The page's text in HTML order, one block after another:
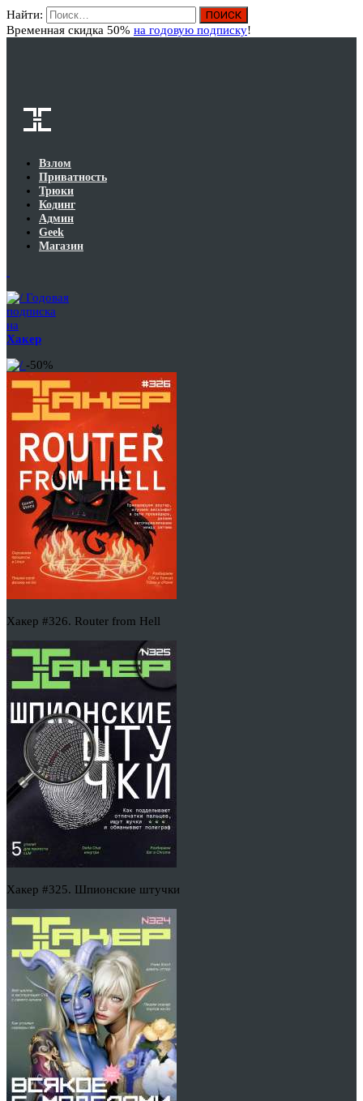
Найти:
Временная скидка 50% на годовую подписку!
Взлом
Приватность
Трюки
Кодинг
Админ
Geek
Магазин
Годовая
подписка
на
Хакер
-50%
Хакер #326. Router from Hell
Хакер #325. Шпионские штучки